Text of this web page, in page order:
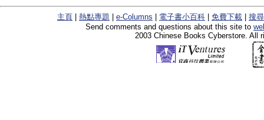
主頁 熱點專題 e-Columns 電子書小百科 免費下載
搜
Send comments and questions about this site to
2003 Chinese Books Cyberstore. All